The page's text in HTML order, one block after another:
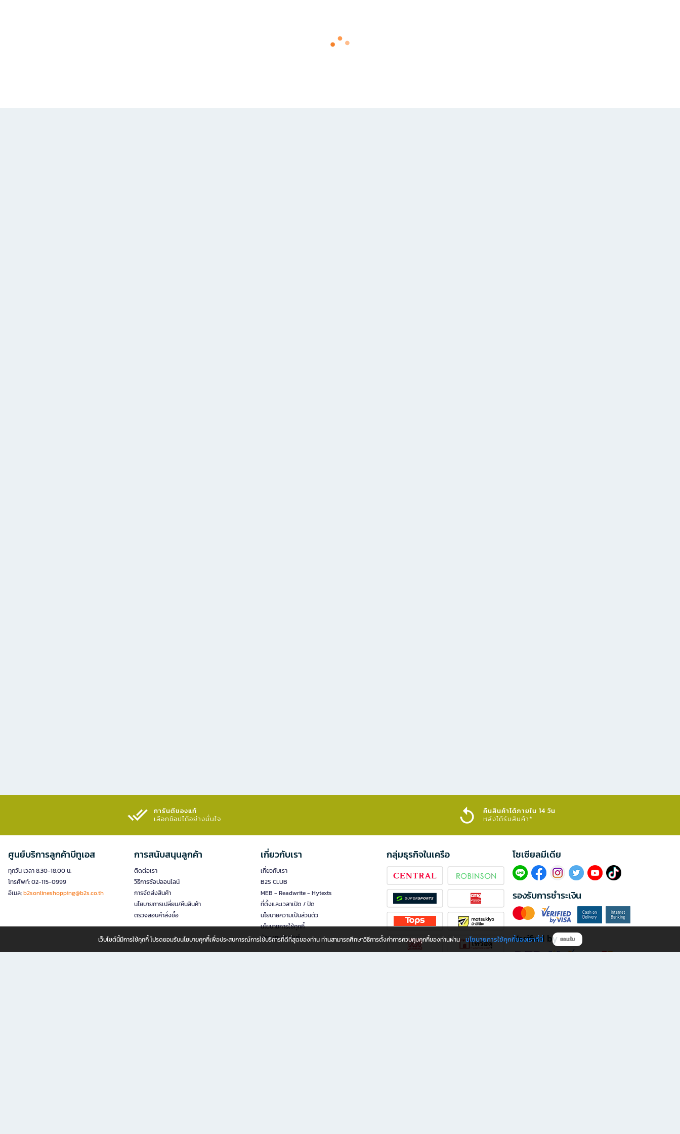
การันตีของแท้
เลือกช้อปได้อย่างมั่นใจ​
คืนสินค้าได้ภายใน 14 วัน
หลังได้รับสินค้า*
ศูนย์บริการลูกค้าบีทูเอส
ทุกวัน เวลา 8.30-18.00 น.
โทรศัพท์: 02-115-0999
อีเมล:b2sonlineshopping@b2s.co.th
การสนับสนุนลูกค้า
ติดต่อเรา
วิธีการช้อปออนไลน์
การจัดส่งสินค้า
นโยบายการเปลี่ยน/คืนสินค้า
ตรวจสอบคำสั่งซื้อ
เกี่ยวกับเรา
เกี่ยวกับเรา
B2S CLUB
MEB - Readwrite - Hytexts
ที่ตั้งและเวลาเปิด / ปิด
นโยบายความเป็นส่วนตัว
นโยบายการใช้คุกกี้
นักลงทุนสัมพันธ์
กลุ่มธุรกิจในเครือ โซเซียลมีเดีย​
รองรับการชำระเงิน
Verified by
เว็บไซต์นี้มีการใช้คุกกี้ โปรดยอมรับนโยบายคุกกี้เพื่อประสบการณ์การใช้บริการที่ดีที่สุดของท่าน ท่านสามารถศึกษาวิธีการตั้งค่าการควบคุมคุกกี้ของท่านผ่าน นโยบายการใช้คุกกี้ของเราที่นี่ ยอมรับ